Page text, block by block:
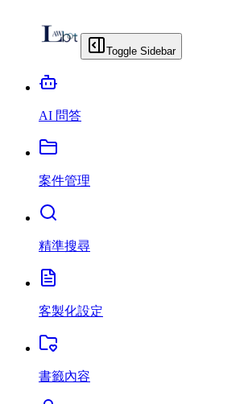
Toggle Sidebar
AI 問答
案件管理
精準搜尋
客製化設定
書籤內容